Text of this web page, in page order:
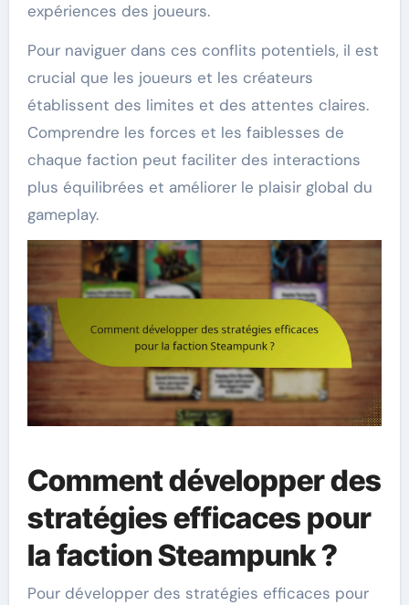
expériences des joueurs.
Pour naviguer dans ces conflits potentiels, il est
crucial que les joueurs et les créateurs
établissent des limites et des attentes claires.
Comprendre les forces et les faiblesses de
chaque faction peut faciliter des interactions
plus équilibrées et améliorer le plaisir global du
gameplay.
Comment développer des
stratégies efficaces pour
la faction Steampunk ?
Pour développer des stratégies efficaces pour